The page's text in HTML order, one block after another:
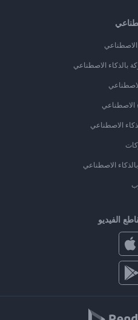
الاصطناعي
بالذكاء الاصطناعي
الاصطناعي
الاصطناعي
الاصطناعي
الفيديو